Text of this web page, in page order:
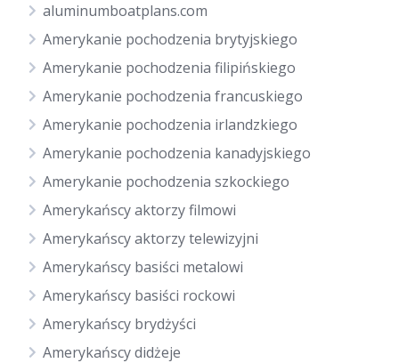
aluminumboatplans.com
Amerykanie pochodzenia brytyjskiego
Amerykanie pochodzenia filipińskiego
Amerykanie pochodzenia francuskiego
Amerykanie pochodzenia irlandzkiego
Amerykanie pochodzenia kanadyjskiego
Amerykanie pochodzenia szkockiego
Amerykańscy aktorzy filmowi
Amerykańscy aktorzy telewizyjni
Amerykańscy basiści metalowi
Amerykańscy basiści rockowi
Amerykańscy brydżyści
Amerykańscy didżeje